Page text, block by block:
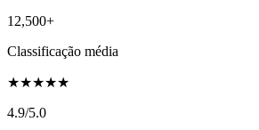
12,500+
Classificação média
★★★★★
4.9/5.0